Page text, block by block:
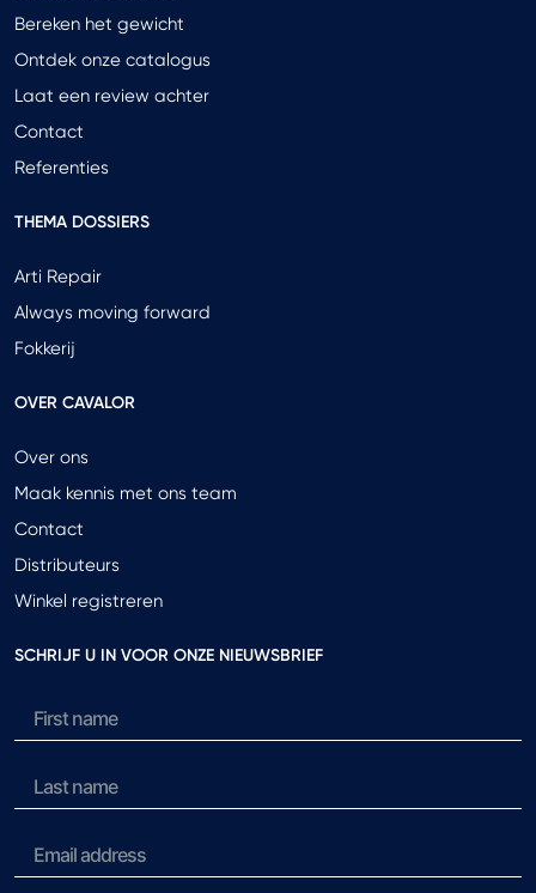
Bereken het gewicht
Ontdek onze catalogus
Laat een review achter
Contact
Referenties
THEMA DOSSIERS
Arti Repair
Always moving forward
Fokkerij
OVER CAVALOR
Over ons
Maak kennis met ons team
Contact
Distributeurs
Winkel registreren
SCHRIJF U IN VOOR ONZE NIEUWSBRIEF